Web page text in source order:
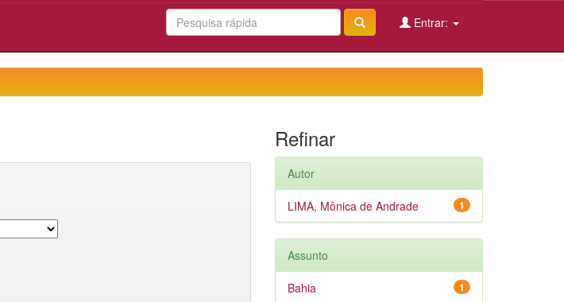
Entrar:
Refinar
Autor
1
LIMA, Mônica de Andrade
Assunto
1
Bahia